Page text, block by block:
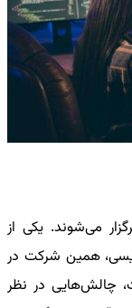
می‌شوند. یکی از
همین شرکت در
چالش‌هایی در نظر